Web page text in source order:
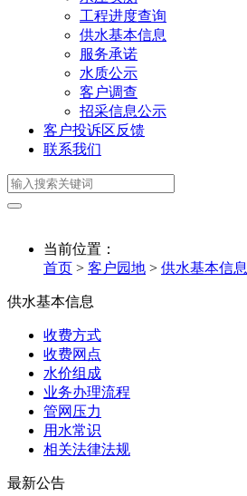
工程进度查询
供水基本信息
服务承诺
水质公示
客户调查
招采信息公示
客户投诉区反馈
联系我们
当前位置：
首页 > 客户园地 > 供水基本信息
供水基本信息
收费方式
收费网点
水价组成
业务办理流程
管网压力
用水常识
相关法律法规
最新公告